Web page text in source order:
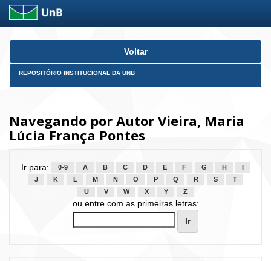
Skip
Voltar
REPOSITÓRIO INSTITUCIONAL DA UNB
Navegando por Autor Vieira, Maria
Lúcia França Pontes
Ir para: 0-9 A B C D E F G H
J
K L M N O P Q R S
T
U
V W X Y Z
ou entre com as primeiras letras: